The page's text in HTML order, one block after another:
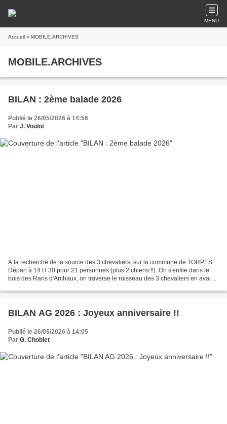
MENU
Accueil » MOBILE.ARCHIVES
MOBILE.ARCHIVES
BILAN : 2ème balade 2026
Publié le 26/05/2026 à 14:56
Par J. Voulot
A la recherche de la source des 3 chevaliers, sur la commune de TORPES.
Départ à 14 H 30 pour 21 personnes (plus 2 chiens !!). On s'enfile dans le
bois des Rans d'Archaux, on traverse le ruisseau des 3 chevaliers en aval
BILAN AG 2026 : Joyeux anniversaire !!
Publié le 26/05/2026 à 14:05
Par G. Choblet